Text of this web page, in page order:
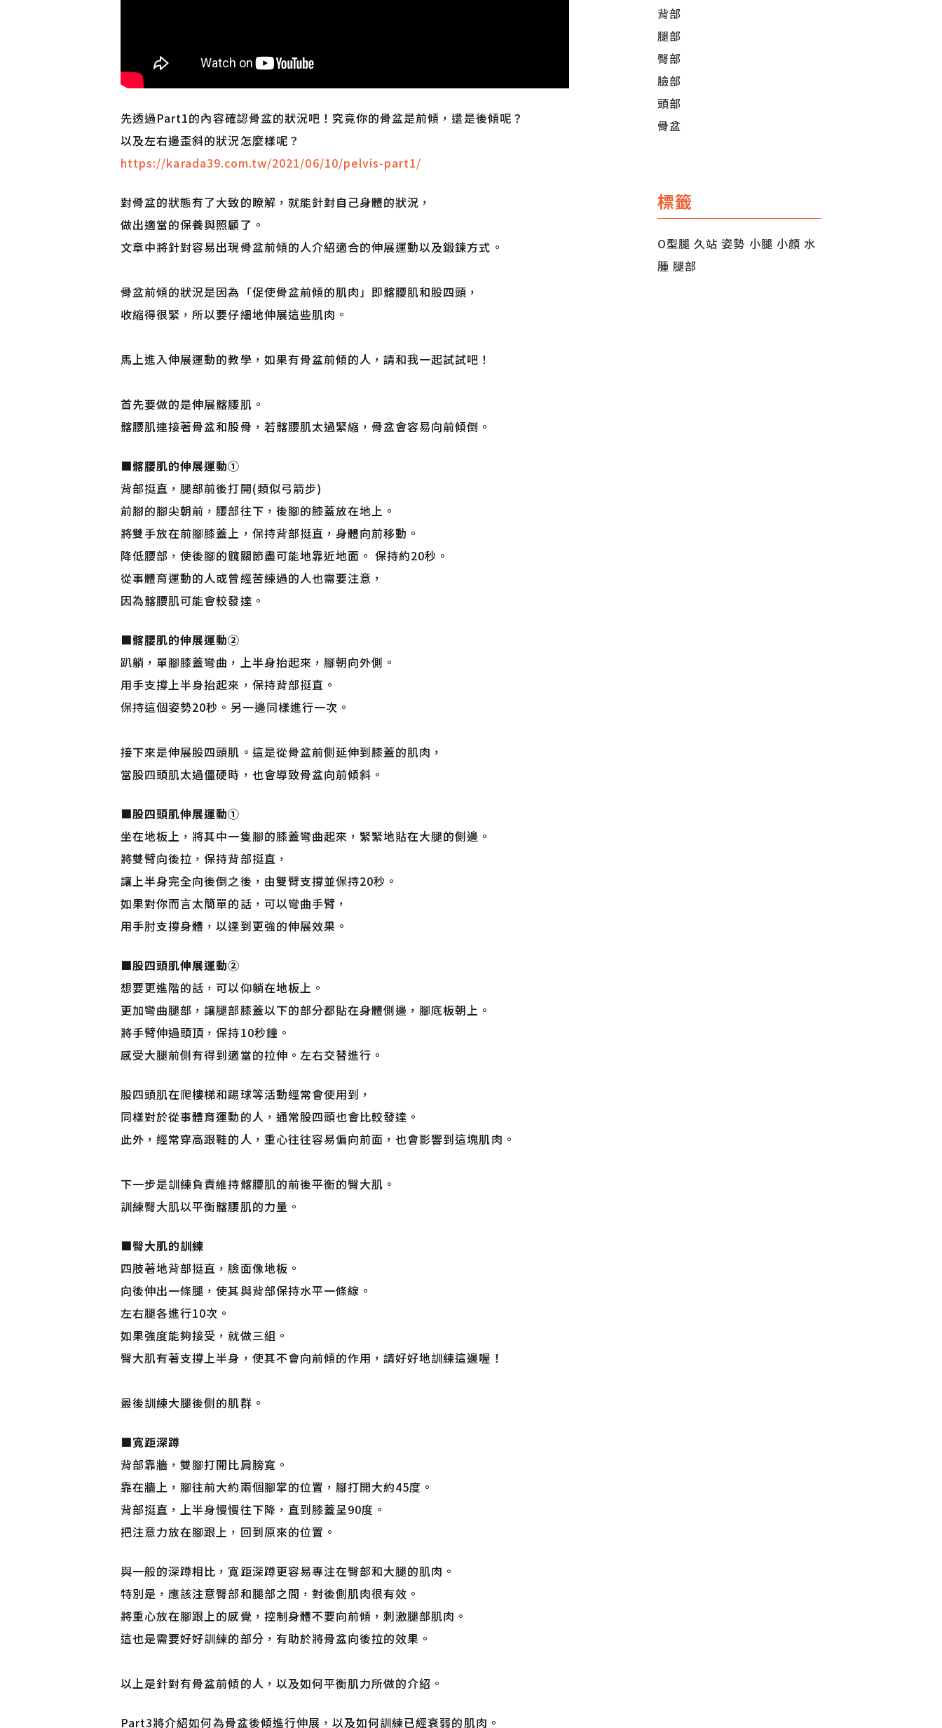
先透過Part1的內容確認骨盆的狀況吧！究竟你的骨盆是前傾，還是後傾呢？
以及左右邊歪斜的狀況怎麼樣呢？
https://karada39.com.tw/2021/06/10/pelvis-part1/
對骨盆的狀態有了大致的瞭解，就能針對自己身體的狀況，
做出適當的保養與照顧了。
文章中將針對容易出現骨盆前傾的人介紹適合的伸展運動以及鍛鍊方式。
骨盆前傾的狀況是因為「促使骨盆前傾的肌肉」即髂腰肌和股四頭，
收縮得很緊，所以要仔細地伸展這些肌肉。
馬上進入伸展運動的教學，如果有骨盆前傾的人，請和我一起試試吧！
首先要做的是伸展髂腰肌。
髂腰肌連接著骨盆和股骨，若髂腰肌太過緊縮，骨盆會容易向前傾倒。
■髂腰肌的伸展運動①
背部挺直，腿部前後打開(類似弓箭步)
前腳的腳尖朝前，腰部往下，後腳的膝蓋放在地上。
將雙手放在前腳膝蓋上，保持背部挺直，身體向前移動。
降低腰部，使後腳的髖關節盡可能地靠近地面。 保持約20秒。
從事體育運動的人或曾經苦練過的人也需要注意，
因為髂腰肌可能會較發達。
■髂腰肌的伸展運動②
趴躺，單腳膝蓋彎曲，上半身抬起來，腳朝向外側。
用手支撐上半身抬起來，保持背部挺直。
保持這個姿勢20秒。另一邊同樣進行一次。
接下來是伸展股四頭肌。這是從骨盆前側延伸到膝蓋的肌肉，
當股四頭肌太過僵硬時，也會導致骨盆向前傾斜。
■股四頭肌伸展運動①
坐在地板上，將其中一隻腳的膝蓋彎曲起來，緊緊地貼在大腿的側邊。
將雙臂向後拉，保持背部挺直，
讓上半身完全向後倒之後，由雙臂支撐並保持20秒。
如果對你而言太簡單的話，可以彎曲手臂，
用手肘支撐身體，以達到更強的伸展效果。
■股四頭肌伸展運動②
想要更進階的話，可以仰躺在地板上。
更加彎曲腿部，讓腿部膝蓋以下的部分都貼在身體側邊，腳底板朝上。
將手臂伸過頭頂，保持10秒鐘。
感受大腿前側有得到適當的拉伸。左右交替進行。
股四頭肌在爬樓梯和踢球等活動經常會使用到，
同樣對於從事體育運動的人，通常股四頭也會比較發達。
此外，經常穿高跟鞋的人，重心往往容易偏向前面，也會影響到這塊肌肉。
下一步是訓練負責維持髂腰肌的前後平衡的臀大肌。
訓練臀大肌以平衡髂腰肌的力量。
■臀大肌的訓練
四肢著地背部挺直，臉面像地板。
向後伸出一條腿，使其與背部保持水平一條線。
左右腿各進行10次。
如果強度能夠接受，就做三組。
臀大肌有著支撐上半身，使其不會向前傾的作用，請好好地訓練這邊喔！
最後訓練大腿後側的肌群。
■寬距深蹲
背部靠牆，雙腳打開比肩膀寬。
靠在牆上，腳往前大約兩個腳掌的位置，腳打開大約45度。
背部挺直，上半身慢慢往下降，直到膝蓋呈90度。
把注意力放在腳跟上，回到原來的位置。
與一般的深蹲相比，寬距深蹲更容易專注在臀部和大腿的肌肉。
特別是，應該注意臀部和腿部之間，對後側肌肉很有效。
將重心放在腳跟上的感覺，控制身體不要向前傾，刺激腿部肌肉。
這也是需要好好訓練的部分，有助於將骨盆向後拉的效果。
以上是針對有骨盆前傾的人，以及如何平衡肌力所做的介紹。
Part3將介紹如何為骨盆後傾進行伸展，以及如何訓練已經衰弱的肌肉。
背部
腿部
臀部
臉部
頭部
骨盆
標籤
O型腿 久站 姿勢 小腿 小顏 水
腫 腿部